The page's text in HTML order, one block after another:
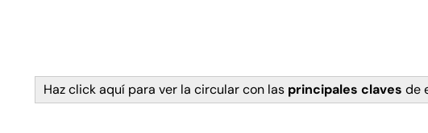
Haz click aquí para ver la circular con las principales claves de